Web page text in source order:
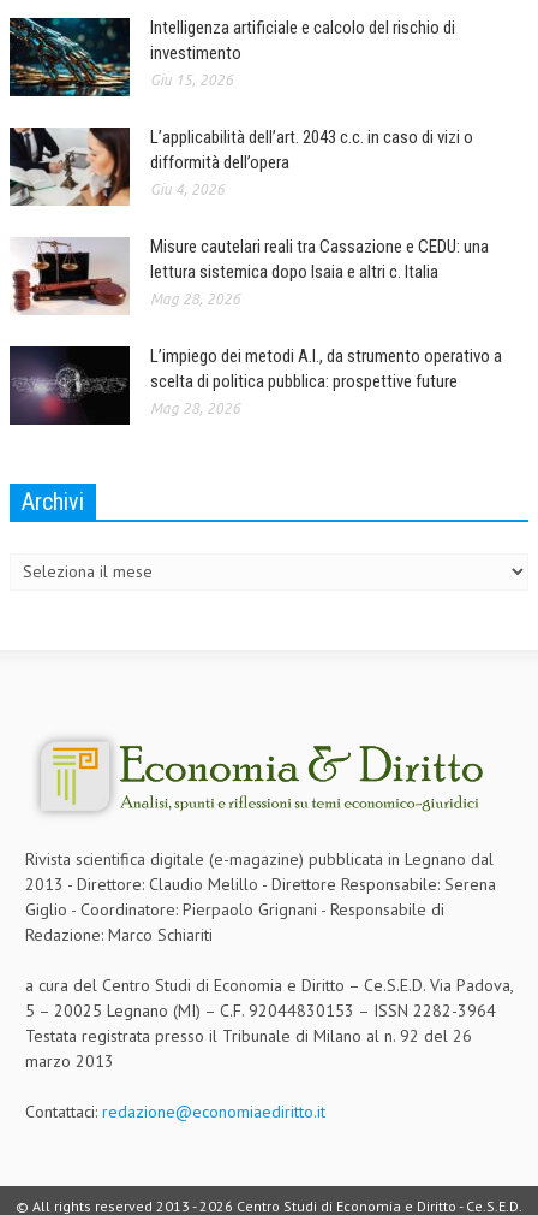
Intelligenza artificiale e calcolo del rischio di
investimento
Giu 15, 2026
L’applicabilità dell’art. 2043 c.c. in caso di vizi o
difformità dell’opera
Giu 4, 2026
Misure cautelari reali tra Cassazione e CEDU: una
lettura sistemica dopo Isaia e altri c. Italia
Mag 28, 2026
L’impiego dei metodi A.I., da strumento operativo a
scelta di politica pubblica: prospettive future
Mag 28, 2026
Archivi
Rivista scientifica digitale (e-magazine) pubblicata in Legnano dal
2013 - Direttore: Claudio Melillo - Direttore Responsabile: Serena
Giglio - Coordinatore: Pierpaolo Grignani - Responsabile di
Redazione: Marco Schiariti
a cura del Centro Studi di Economia e Diritto – Ce.S.E.D. Via Padova,
5 – 20025 Legnano (MI) – C.F. 92044830153 – ISSN 2282-3964
Testata registrata presso il Tribunale di Milano al n. 92 del 26
marzo 2013
Contattaci: redazione@economiaediritto.it
© All rights reserved 2013 - 2026 Centro Studi di Economia e Diritto - Ce.S.E.D.